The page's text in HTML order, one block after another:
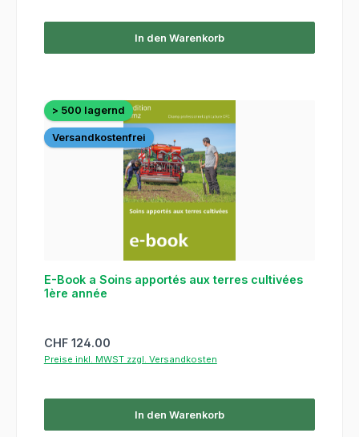
In den Warenkorb
> 500 lagernd
Versandkostenfrei
E-Book a Soins apportés aux terres cultivées
1ère année
Regulärer Preis:
CHF 124.00
Preise inkl. MWST zzgl. Versandkosten
In den Warenkorb